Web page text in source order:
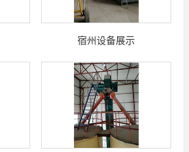
宿州设备展示